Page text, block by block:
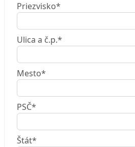
Priezvisko*
Ulica a č.p.*
Mesto*
PSČ*
Štát*